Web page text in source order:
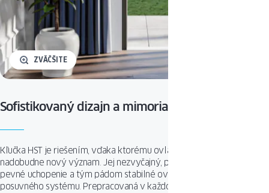
Sofistikovaný dizajn a mimoriadny komfort
Kľučka HST je riešením, vďaka ktorému ovládanie terasových dverí
nadobudne nový význam. Jej nezvyčajný, predĺžený tvar umožňuje
pevné uchopenie a tým pádom stabilné ovládanie ťažkých krídel
posuvného systému. Prepracovaná v každom detaile, kľučka HST
ZVÄČŠITE